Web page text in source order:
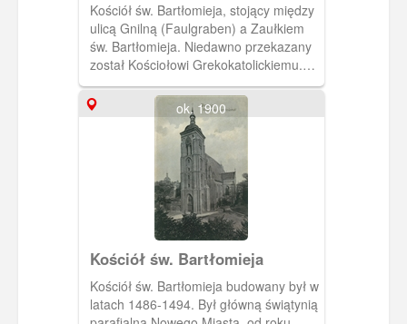
Kościół św. Bartłomieja, stojący między
ulicą Gnilną (Faulgraben) a Zaułkiem
św. Bartłomieja. Niedawno przekazany
został Kościołowi Grekokatolickiemu.
(Ok. 1915) [IDX:2216,992]
ok. 1900
Kościół św. Bartłomieja
Kościół św. Bartłomieja budowany był w
latach 1486-1494. Był główną świątynią